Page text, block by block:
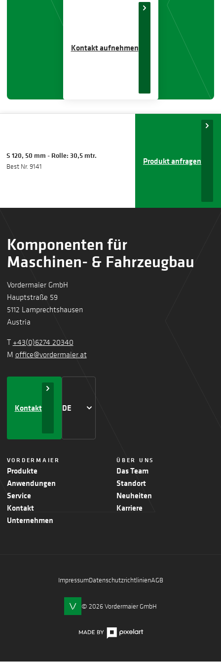
Kontakt aufnehmen
S 120, 50 mm - Rolle: 30,5 mtr.
Best Nr. 9141
Produkt anfragen
Komponenten für
Maschinen- & Fahrzeugbau
Vordermaier GmbH
Hauptstraße 59
5112 Lamprechtshausen
Austria
T +43(0)6274 20340
M office@vordermaier.at
Kontakt DE
VORDERMAIER
Produkte
Anwendungen
Service
Kontakt
Unternehmen
ÜBER UNS
Das Team
Standort
Neuheiten
Karriere
ImpressumDatenschutzrichtlinienAGB
© 2026 Vordermaier GmbH